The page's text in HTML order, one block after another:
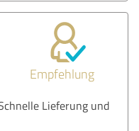
Empfehlung
Lieferung und